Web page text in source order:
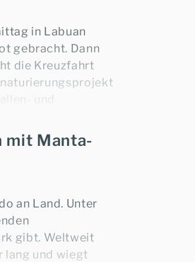
in Labuan
gebracht. Dann
die Kreuzfahrt
und
mit Manta-
an Land. Unter
gibt. Weltweit
lang und wiegt
5825876